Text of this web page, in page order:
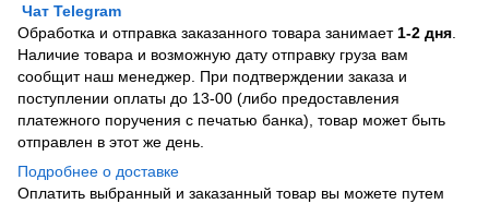
Чат Telegram
Обработка и отправка заказанного товара занимает 1-2 дня
Наличие товара и возможную дату отправку груза вам
сообщит наш менеджер. При подтверждении заказа и
поступлении оплаты до 13-00 (либо предоставления
платежного поручения с печатью банка), товар может быть
отправлен в этот же день.
Подробнее о доставке
Оплатить выбранный и заказанный товар вы можете путем